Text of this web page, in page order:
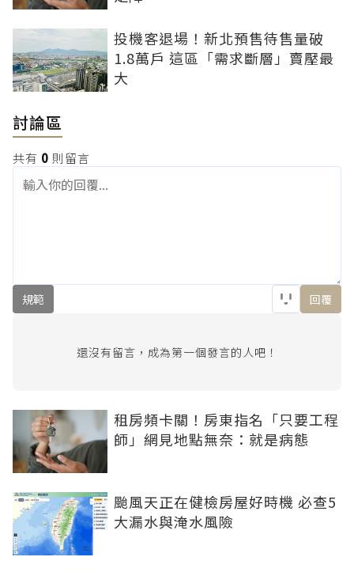
投機客退場！新北預售待售量破
1.8萬戶 這區「需求斷層」賣壓最
大
討論區
共有 0 則留言
規範 回覆
還沒有留言，成為第一個發言的人吧！
租房頻卡關！房東指名「只要工程
師」網見地點無奈：就是病態
颱風天正在健檢房屋好時機 必查5
大漏水與淹水風險